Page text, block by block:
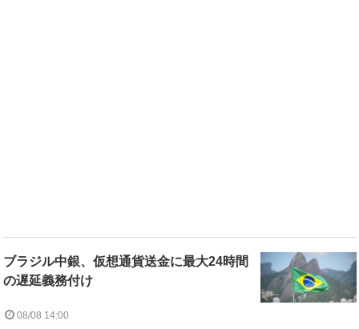
ブラジル中銀、仮想通貨送金に最大24時間
の遅延義務付け
08/08 14:00